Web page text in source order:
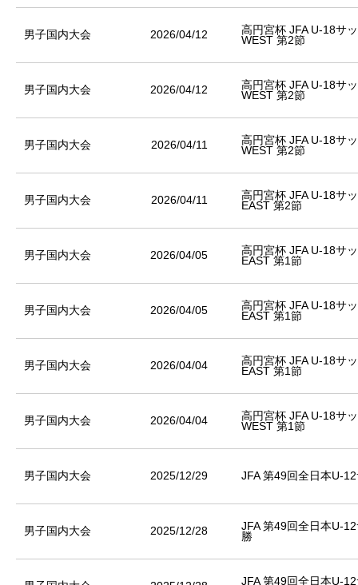
男子国内大会 2026/04/12
高円宮杯 JFA U-18サ
WEST 第2節
男子国内大会 2026/04/12
高円宮杯 JFA U-18サ
WEST 第2節
男子国内大会 2026/04/11
高円宮杯 JFA U-18サ
WEST 第2節
男子国内大会 2026/04/11
高円宮杯 JFA U-18サ
EAST 第2節
男子国内大会 2026/04/05
高円宮杯 JFA U-18サ
EAST 第1節
男子国内大会 2026/04/05
高円宮杯 JFA U-18サ
EAST 第1節
男子国内大会 2026/04/04
高円宮杯 JFA U-18サ
EAST 第1節
男子国内大会 2026/04/04
高円宮杯 JFA U-18サ
WEST 第1節
男子国内大会 2025/12/29 JFA 第49回全日本U-
男子国内大会 2025/12/28
JFA 第49回全日本U-
勝
JFA 第49回全日本U-